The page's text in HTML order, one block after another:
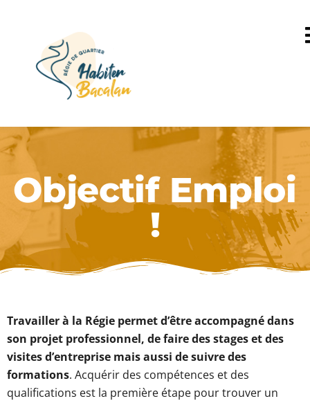
Objectif Emploi
!
Travaillerà la Régie permet d’être accompagné dans
son projet professionnel, de faire des stageset des
visites d’entreprise mais aussi de suivre des
formations. Acquérir des compétences et des
qualifications est la première étape pour trouver un